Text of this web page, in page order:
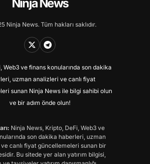
Ninja News
Ninja News. Tüm hakları saklıdır.
Web3 ve finans konularında son dakika
uzman analizleri ve canlı fiyat
sunan Ninja News ile bilgi sahibi olun
ve bir adım önde olun!
Ninja News, Kripto, DeFi, Web3 ve
son dakika haberleri, uzman
canlı fiyat güncellemeleri sunan bir
Bu sitede yer alan yatırım bilgisi,